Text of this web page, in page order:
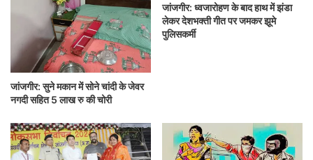
जांजगीर: सुने मकान में सोने चांदी के जेवर
नगदी सहित 5 लाख रु की चोरी
जांजगीर: ध्वजारोहण के बाद हाथ में झंडा
लेकर देशभक्ती गीत पर जमकर झूमे
पुलिसकर्मी